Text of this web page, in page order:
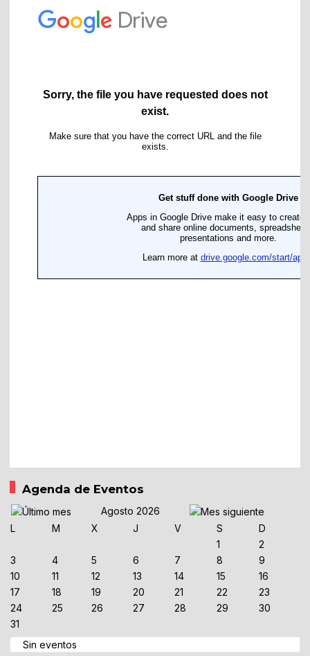
Agenda de Eventos
Agosto 2026
L
M X J V S
D
1
2
3
4 5 6 7 8
9
10
11 12 13 14 15
16
17
18 19 20 21 22
23
24
25 26 27 28 29
30
31
Sin eventos